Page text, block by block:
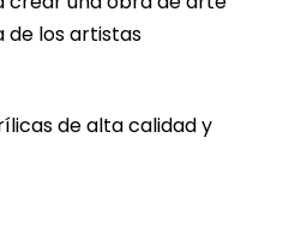
los artistas
de alta calidad y